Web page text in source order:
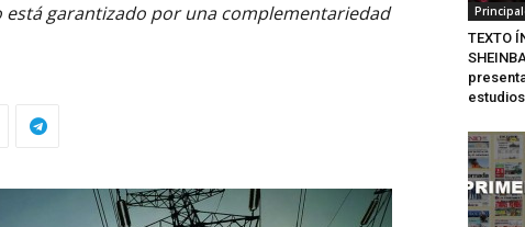
está garantizado por una complementariedad
TEXTO